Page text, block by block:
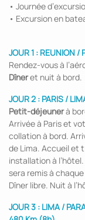
• Journée
• Excursion en
JOUR 1 : REUNION /
Rendez-vous à
Dîneret nuit à bord.
JOUR 2 : PARIS /
Petit-déjeunerà
Arrivée à Paris et
collation à bord.
de Lima. Accueil et
installation à
sera remis à
Dîner libre. Nuit à
JOUR 3 : LIMA /